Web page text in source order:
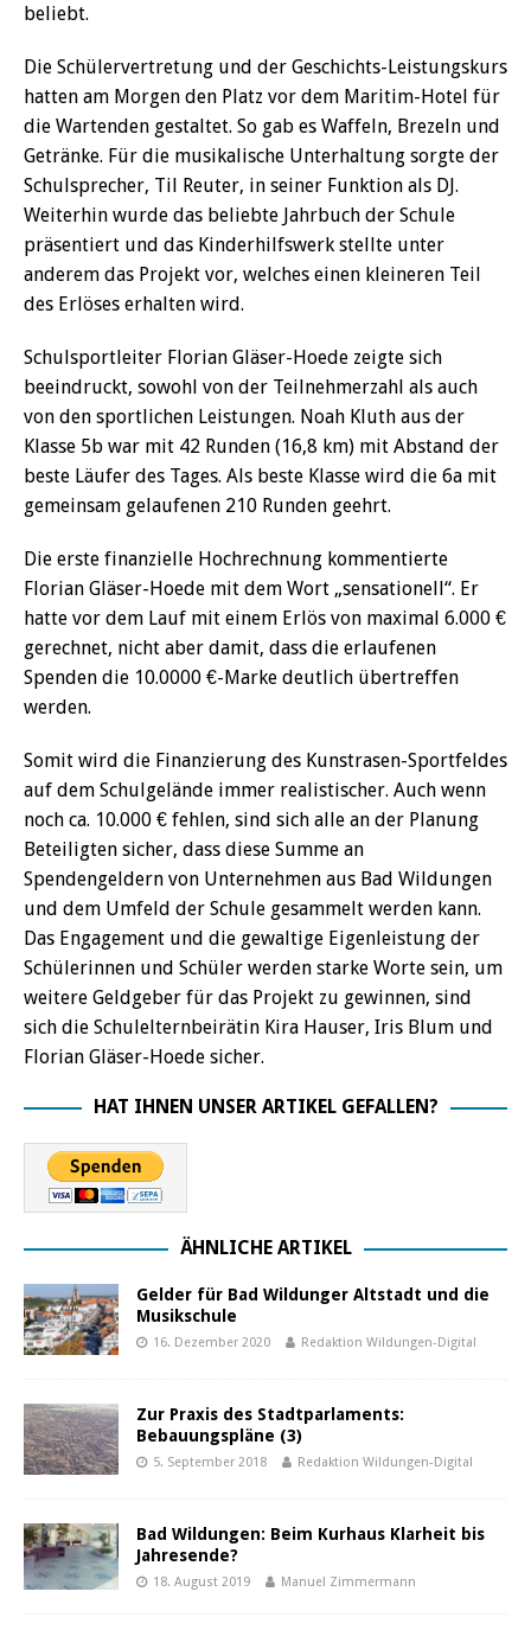
beliebt.
Die Schülervertretung und der Geschichts-Leistungskurs
hatten am Morgen den Platz vor dem Maritim-Hotel für
die Wartenden gestaltet. So gab es Waffeln, Brezeln und
Getränke. Für die musikalische Unterhaltung sorgte der
Schulsprecher, Til Reuter, in seiner Funktion als DJ.
Weiterhin wurde das beliebte Jahrbuch der Schule
präsentiert und das Kinderhilfswerk stellte unter
anderem das Projekt vor, welches einen kleineren Teil
des Erlöses erhalten wird.
Schulsportleiter Florian Gläser-Hoede zeigte sich
beeindruckt, sowohl von der Teilnehmerzahl als auch
von den sportlichen Leistungen. Noah Kluth aus der
Klasse 5b war mit 42 Runden (16,8 km) mit Abstand der
beste Läufer des Tages. Als beste Klasse wird die 6a mit
gemeinsam gelaufenen 210 Runden geehrt.
Die erste finanzielle Hochrechnung kommentierte
Florian Gläser-Hoede mit dem Wort „sensationell“. Er
hatte vor dem Lauf mit einem Erlös von maximal 6.000 €
gerechnet, nicht aber damit, dass die erlaufenen
Spenden die 10.0000 €-Marke deutlich übertreffen
werden.
Somit wird die Finanzierung des Kunstrasen-Sportfeldes
auf dem Schulgelände immer realistischer. Auch wenn
noch ca. 10.000 € fehlen, sind sich alle an der Planung
Beteiligten sicher, dass diese Summe an
Spendengeldern von Unternehmen aus Bad Wildungen
und dem Umfeld der Schule gesammelt werden kann.
Das Engagement und die gewaltige Eigenleistung der
Schülerinnen und Schüler werden starke Worte sein, um
weitere Geldgeber für das Projekt zu gewinnen, sind
sich die Schulelternbeirätin Kira Hauser, Iris Blum und
Florian Gläser-Hoede sicher.
HAT IHNEN UNSER ARTIKEL GEFALLEN?
ÄHNLICHE ARTIKEL
Gelder für Bad Wildunger Altstadt und die
Musikschule
16. Dezember 2020 Redaktion Wildungen-Digital
Zur Praxis des Stadtparlaments:
Bebauungspläne (3)
5. September 2018 Redaktion Wildungen-Digital
Bad Wildungen: Beim Kurhaus Klarheit bis
Jahresende?
18. August 2019 Manuel Zimmermann